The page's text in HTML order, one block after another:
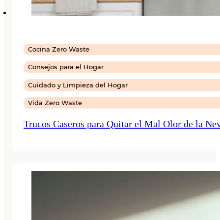
Cocina Zero Waste
Consejos para el Hogar
Cuidado y Limpieza del Hogar
Vida Zero Waste
Trucos Caseros para Quitar el Mal Olor de la